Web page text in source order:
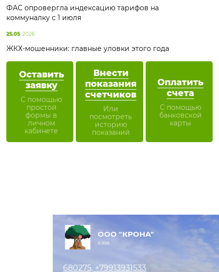
Оставить
заявку
С помощью
простой
формы в
личном
кабинете
Внести
показания
счетчиков
Или
посмотреть
историю
показаний
Оплатить
счета
С помощью
банковской
карты
ФАС опровергла индексацию тарифов на
коммуналку с 1 июля
25.05 2026
ЖКХ-мошенники: главные уловки этого года
ООО "КРОНА"
© 2026
680275, +79913931533